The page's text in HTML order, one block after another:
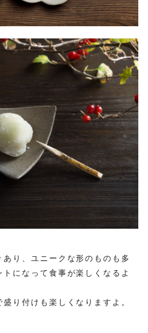
り、ユニークな形のものも多
になって食事が楽しくなるよ
り付けも楽しくなりますよ。